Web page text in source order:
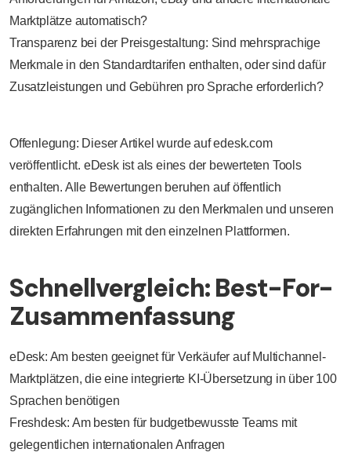
Marktplätze automatisch?
Transparenz bei der Preisgestaltung: Sind mehrsprachige
Merkmale in den Standardtarifen enthalten, oder sind dafür
Zusatzleistungen und Gebühren pro Sprache erforderlich?
Offenlegung: Dieser Artikel wurde auf edesk.com
veröffentlicht. eDesk ist als eines der bewerteten Tools
enthalten. Alle Bewertungen beruhen auf öffentlich
zugänglichen Informationen zu den Merkmalen und unseren
direkten Erfahrungen mit den einzelnen Plattformen.
Schnellvergleich: Best-For-
Zusammenfassung
eDesk: Am besten geeignet für Verkäufer auf Multichannel-
Marktplätzen, die eine integrierte KI-Übersetzung in über 100
Sprachen benötigen
Freshdesk: Am besten für budgetbewusste Teams mit
gelegentlichen internationalen Anfragen